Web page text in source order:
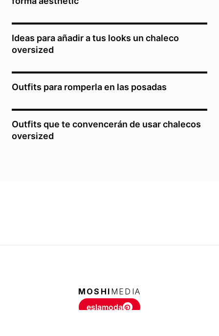
Ideas para añadir a tus looks un chaleco
oversized
Outfits para romperla en las posadas
Outfits que te convencerán de usar chalecos
oversized
MOSHI MEDIA
eslamoda